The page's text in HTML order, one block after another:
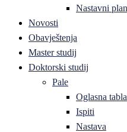
Nastavni
Novosti
Obavještenja
Master studij
Doktorski studij
Pale
Oglasna tabla
Ispiti
Nastava